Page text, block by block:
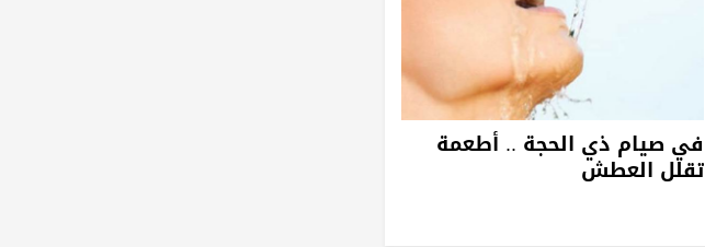
في صيام ذي الحجة .. أطعمة
تقلل العطش